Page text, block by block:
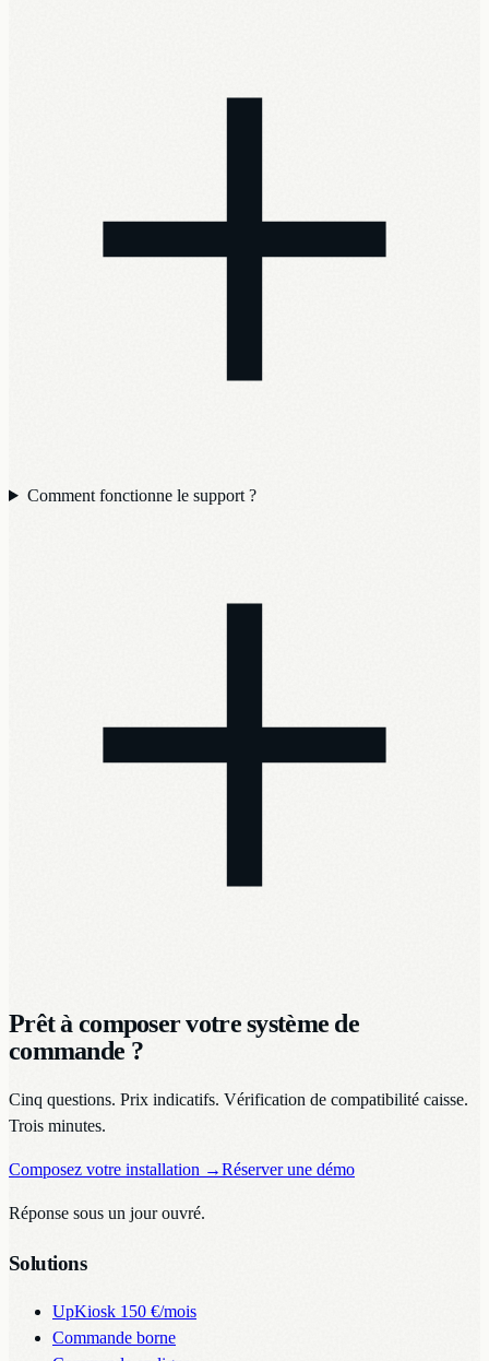
Comment fonctionne le support ?
Prêt à composer votre système de
commande ?
Cinq questions. Prix indicatifs. Vérification de compatibilité caisse.
Trois minutes.
Composez votre installation →Réserver une démo
Réponse sous un jour ouvré.
Solutions
UpKiosk 150 €/mois
Commande borne